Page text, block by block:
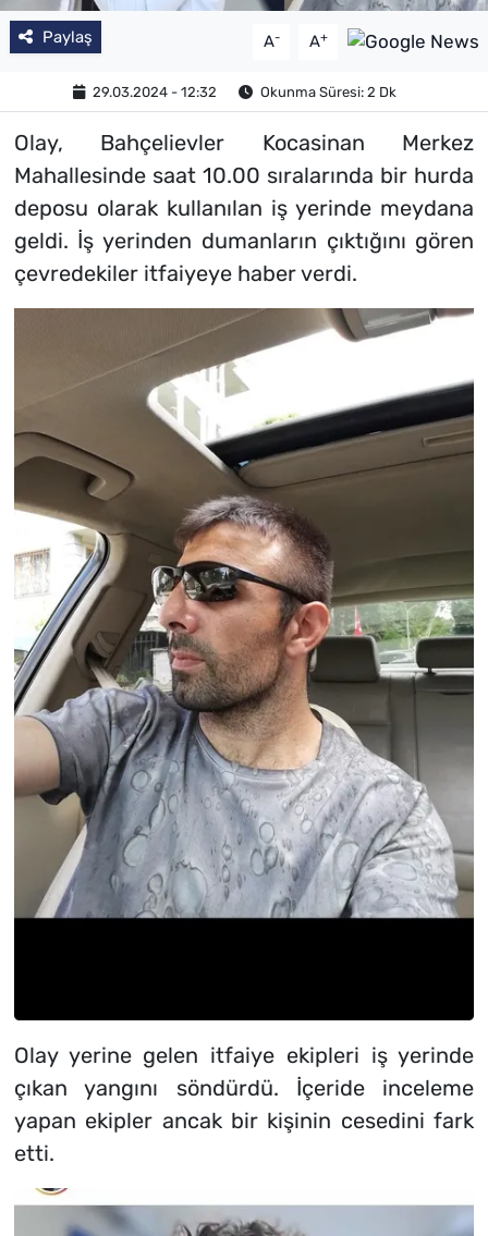
Paylaş A- A+
29.03.2024 - 12:32 Okunma Süresi: 2 Dk
Olay, Bahçelievler Kocasinan Merkez
Mahallesinde saat 10.00 sıralarında bir hurda
deposu olarak kullanılan iş yerinde meydana
geldi. İş yerinden dumanların çıktığını gören
çevredekiler itfaiyeye haber verdi.
Olay yerine gelen itfaiye ekipleri iş yerinde
çıkan yangını söndürdü. İçeride inceleme
yapan ekipler ancak bir kişinin cesedini fark
etti.